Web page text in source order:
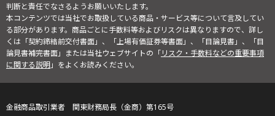
判断と責任でなさるようお願いいたします。
本コンテンツでは当社でお取扱している商品・サービス等について言及してい
る部分があります。商品ごとに手数料等およびリスクは異なりますので、詳し
くは「契約締結前交付書面」、「上場有価証券等書面」、「目論見書」、「目
論見書補完書面」または当社ウェブサイトの「リスク・手数料などの重要事項
に関する説明」をよくお読みください。
金融商品取引業者 関東財務局長（金商）第165号